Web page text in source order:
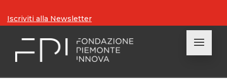
Iscriviti alla Newsletter